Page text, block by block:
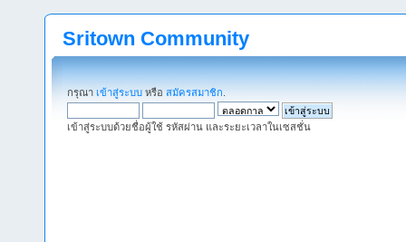
Sritown Community
กรุณา เข้าสู่ระบบ หรือ สมัครสมาชิก
เข้าสู่ระบบด้วยชื่อผู้ใช้ รหัสผ่าน และระยะเวลาในเซสชั่น